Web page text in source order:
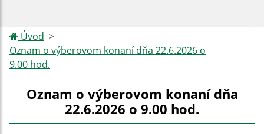
Úvod
Oznam o výberovom konaní dňa 22.6.2026 o
9.00 hod.
Oznam o výberovom konaní dňa
22.6.2026 o 9.00 hod.